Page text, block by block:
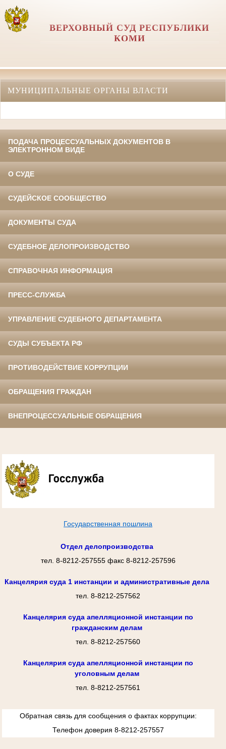
ВЕРХОВНЫЙ СУД РЕСПУБЛИКИ
КОМИ
МУНИЦИПАЛЬНЫЕ ОРГАНЫ ВЛАСТИ
ПОДАЧА ПРОЦЕССУАЛЬНЫХ ДОКУМЕНТОВ В
ЭЛЕКТРОННОМ ВИДЕ
О СУДЕ
СУДЕЙСКОЕ СООБЩЕСТВО
ДОКУМЕНТЫ СУДА
СУДЕБНОЕ ДЕЛОПРОИЗВОДСТВО
СПРАВОЧНАЯ ИНФОРМАЦИЯ
ПРЕСС-СЛУЖБА
УПРАВЛЕНИЕ СУДЕБНОГО ДЕПАРТАМЕНТА
СУДЫ СУБЪЕКТА РФ
ПРОТИВОДЕЙСТВИЕ КОРРУПЦИИ
ОБРАЩЕНИЯ ГРАЖДАН
ВНЕПРОЦЕССУАЛЬНЫЕ ОБРАЩЕНИЯ
Государственная пошлина
Отдел делопроизводства
тел. 8-8212-257555 факс 8-8212-257596
Канцелярия суда 1 инстанции и административные дела
тел. 8-8212-257562
Канцелярия суда апелляционной инстанции по
гражданским делам
тел. 8-8212-257560
Канцелярия суда апелляционной инстанции по
уголовным делам
тел. 8-8212-257561
Обратная связь для сообщения о фактах коррупции:
Телефон доверия 8-8212-257557